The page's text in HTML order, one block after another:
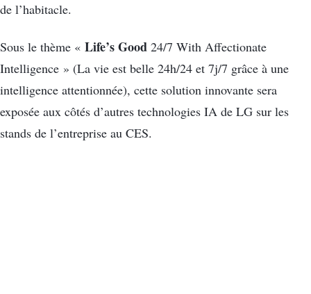
de l’habitacle.
Sous le thème « Life’s Good 24/7 With Affectionate
Intelligence » (La vie est belle 24h/24 et 7j/7 grâce à une
intelligence attentionnée), cette solution innovante sera
exposée aux côtés d’autres technologies IA de LG sur les
stands de l’entreprise au CES.